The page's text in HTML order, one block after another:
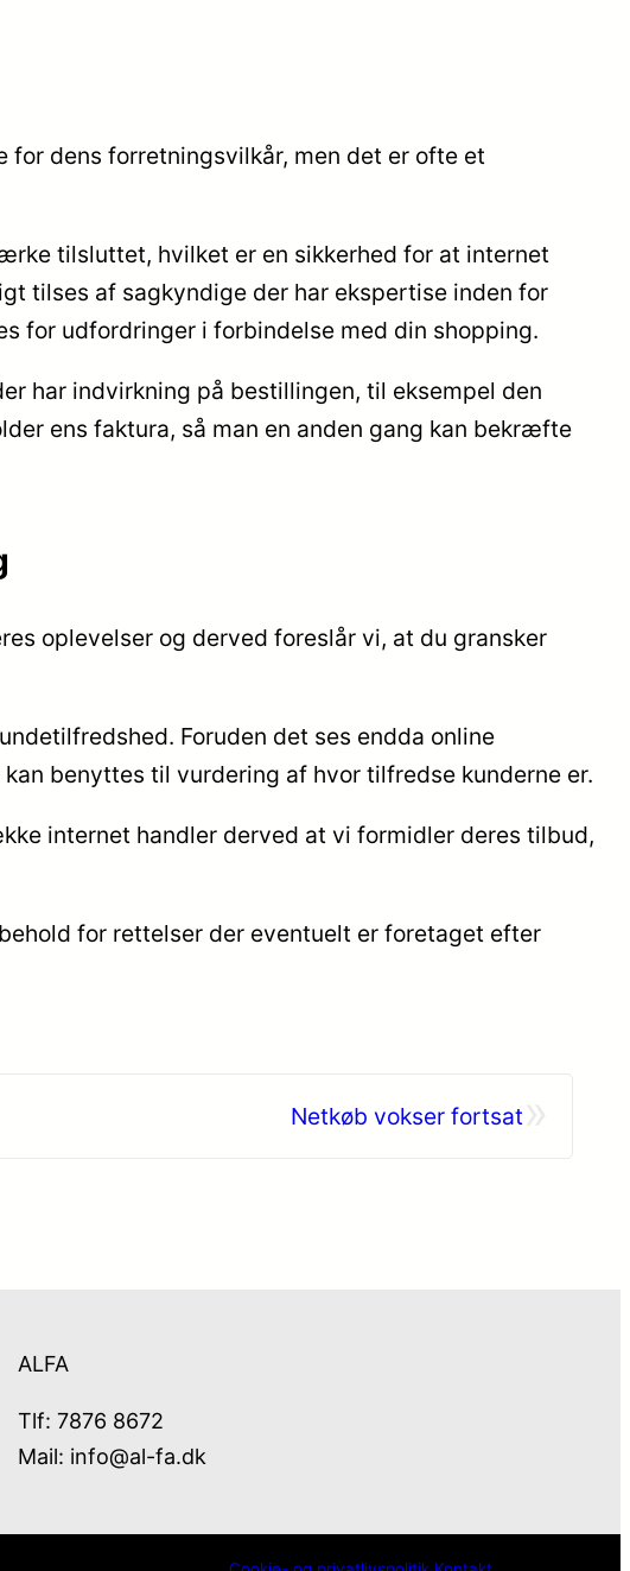
for dens forretningsvilkår, men det er ofte et
tilsluttet, hvilket er en sikkerhed for at internet
tilses af sagkyndige der har ekspertise inden for
for udfordringer i forbindelse med din shopping.
har indvirkning på bestillingen, til eksempel den
ens faktura, så man en anden gang kan bekræfte
oplevelser og derved foreslår vi, at du gransker
Foruden det ses endda online
benyttes til vurdering af hvor tilfredse kunderne er.
internet handler derved at vi formidler deres tilbud,
for rettelser der eventuelt er foretaget efter
Netkøb vokser fortsat
ALFA
Tlf: 7876 8672
Mail: info@al-fa.dk